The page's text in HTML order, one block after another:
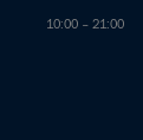
10:00 – 21:00